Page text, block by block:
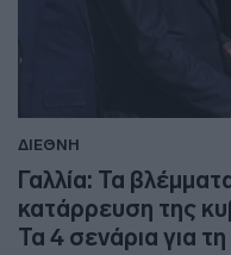
ΔΙΕΘΝΗ
Γαλλία: Τα
κατάρρευση της
Τα 4 σενάρια για